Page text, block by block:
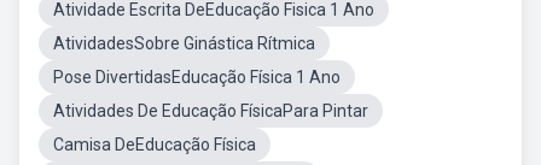
Atividade Escrita DeEducação Fisica 1 Ano
AtividadesSobre Ginástica Rítmica
Pose DivertidasEducação Física 1 Ano
Atividades De Educação FísicaPara Pintar
Camisa DeEducação Física